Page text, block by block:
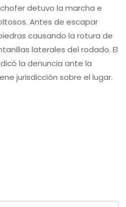
detuvo la marcha e
Antes de escapar
causando la rotura de
laterales del rodado. El
la denuncia ante la
jurisdicción sobre el lugar.